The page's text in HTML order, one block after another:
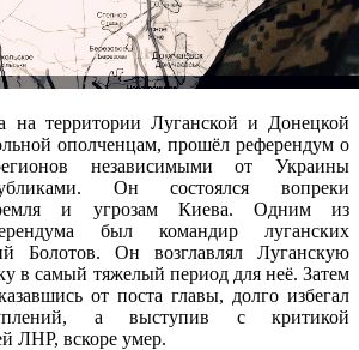
на территории Луганской и Донецкой
ополченцам, прошёл референдум о
независимыми от Украины
Он состоялся вопреки
и угрозам Киева. Одним из
был командир луганских
Болотов. Он возглавлял Луганскую
в самый тяжелый период для неё. Затем
от поста главы, долго избегал
а выступив с критикой
ЛНР, вскоре умер.